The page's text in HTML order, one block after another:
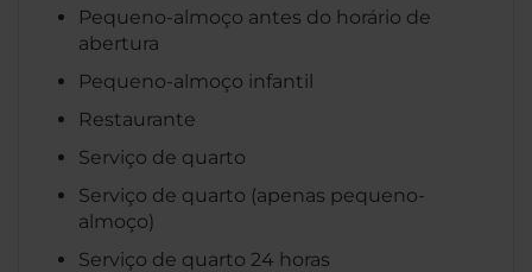
Pequeno-almoço antes do horário de
abertura
Pequeno-almoço infantil
Restaurante
Serviço de quarto
Serviço de quarto (apenas pequeno-
almoço)
Serviço de quarto 24 horas